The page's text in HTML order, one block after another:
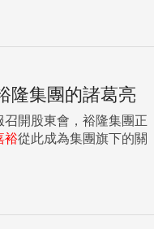
具，出門參加繪畫同好
縫接軌。因為提早準備
圈，雖然拋開了過去的
職
為對於繪畫
夥伴，他們無私的協助
。如此一來，即使退休
失去重心。 拿掉頭
，退休後，再也沒人對
隆集團的諸葛亮
召開股東會，裕隆集團正
裕從此成為集團旗下的關